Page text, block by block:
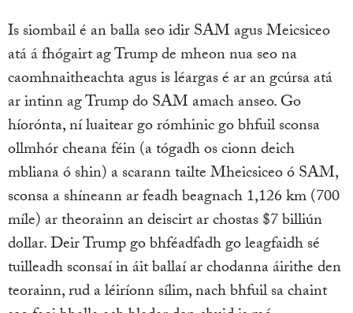
Is siombail é an balla seo idir SAM agus Meicsiceo
atá á fhógairt ag Trump de mheon nua seo na
caomhnaitheachta agus is léargas é ar an gcúrsa atá
ar intinn ag Trump do SAM amach anseo. Go
híorónta, ní luaitear go rómhinic go bhfuil sconsa
ollmhór cheana féin (a tógadh os cionn deich
mbliana ó shin) a scarann tailte Mheicsiceo ó SAM,
sconsa a shíneann ar feadh beagnach 1,126 km (700
míle) ar theorainn an deiscirt ar chostas $7 billiún
dollar. Deir Trump go bhféadfadh go leagfaidh sé
tuilleadh sconsaí in áit ballaí ar chodanna áirithe den
teorainn, rud a léiríonn sílim, nach bhfuil sa chaint